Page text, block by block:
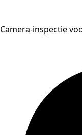
Camera-inspectie